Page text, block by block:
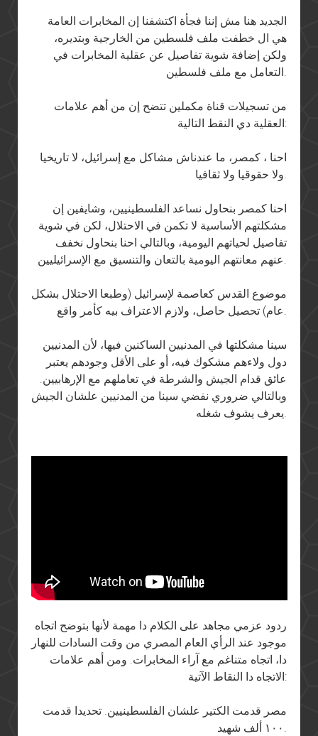
الجديد هنا مش إننا فجأة اكتشفنا إن المخابرات العامة
هي ال خطفت ملف فلسطين من الخارجية وبتديره،
ولكن إضافة شوية تفاصيل عن عقلية المخابرات في
التعامل مع ملف فلسطين.
من تسجيلات قناة مكملين تتضح إن من أهم علامات
العقلية دي النقط التالية:
احنا ، كمصر، ما عندناش مشاكل مع إسرائيل، لا تاريخيا
ولا حقوقيا ولا ثقافيا.
احنا كمصر بنحاول نساعد الفلسطينيين، وشايفين إن
مشكلتهم الأساسية لا تكمن في الاحتلال، لكن في شوية
تفاصيل لحياتهم اليومية، وبالتالي احنا بنحاول نخفف
عنهم معانتهم اليومية بالتعان والتنسيق مع الإسرائيليين.
موضوع القدس كعاصمة لإسرائيل (وطبعا الاحتلال بشكل
عام) تحصيل حاصل، ولازم الاعتراف بيه كأمر واقع.
سينا مشكلتها في المدنيين الساكنين فيها، لأن المدنيين
دول ولاءهم مشكوك فيه، أو على الأقل وجودهم يعتبر
عائق قدام الجيش والشرطة في تعاملهم مع الإرهابيين.
وبالتالي ضروري نفضي سينا من المدنيين علشان الجيش
يعرف يشوف شغله.
ردود عزمي مجاهد على الكلام دا مهمة لأنها بتوضح اتجاه
موجود عند الرأي العام المصري من وقت السادات للنهار
دا، اتجاه متناغم مع آراء المخابرات. ومن أهم علامات
الاتجاه دا النقاط الآتية:
مصر قدمت الكتير علشان الفلسطينيين. تحديدا قدمت
١٠٠ ألف شهيد.